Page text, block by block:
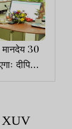
मानदेय 30
दीपिका
XUV